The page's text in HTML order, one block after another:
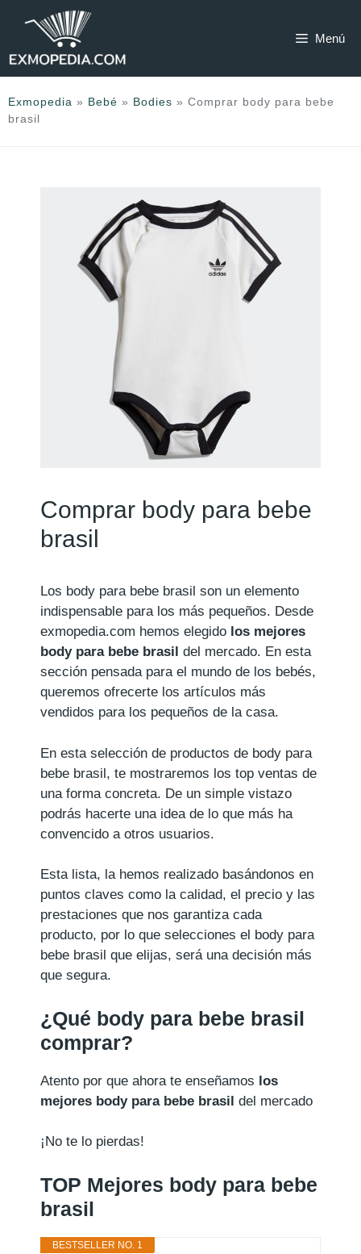
Menú
Exmopedia » Bebé » Bodies » Comprar body para bebe
brasil
Comprar body para bebe
brasil
Los body para bebe brasil son un elemento
indispensable para los más pequeños. Desde
exmopedia.com hemos elegido los mejores
body para bebe brasil del mercado. En esta
sección pensada para el mundo de los bebés,
queremos ofrecerte los artículos más
vendidos para los pequeños de la casa.
En esta selección de productos de body para
bebe brasil, te mostraremos los top ventas de
una forma concreta. De un simple vistazo
podrás hacerte una idea de lo que más ha
convencido a otros usuarios.
Esta lista, la hemos realizado basándonos en
puntos claves como la calidad, el precio y las
prestaciones que nos garantiza cada
producto, por lo que selecciones el body para
bebe brasil que elijas, será una decisión más
que segura.
¿Qué body para bebe brasil
comprar?
Atento por que ahora te enseñamos los
mejores body para bebe brasil del mercado
¡No te lo pierdas!
TOP Mejores body para bebe
brasil
BESTSELLER NO. 1